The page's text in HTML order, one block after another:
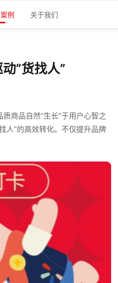
例 关于我们
“货找人”
商品自然“生长”于用户心智之
人”的高效转化。不仅提升品牌